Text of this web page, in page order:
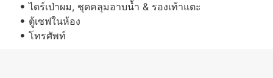
ไดร์เป่าผม, ชุดคลุมอาบน้ำ & รองเท้าแตะ
ตู้เซฟในห้อง
โทรศัพท์